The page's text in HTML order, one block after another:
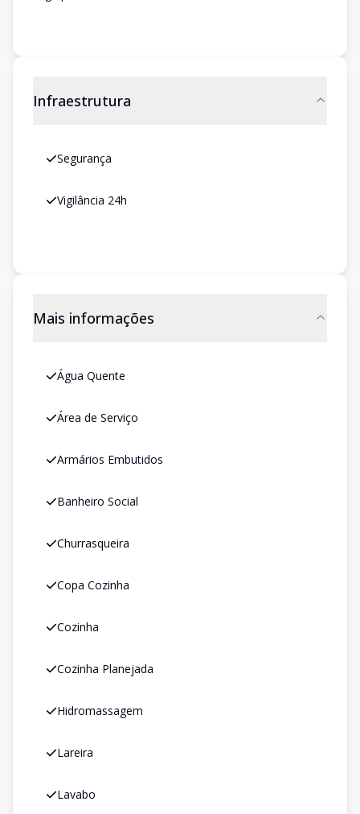
Infraestrutura
Segurança
Vigilância 24h
Mais informações
Água Quente
Área de Serviço
Armários Embutidos
Banheiro Social
Churrasqueira
Copa Cozinha
Cozinha
Cozinha Planejada
Hidromassagem
Lareira
Lavabo